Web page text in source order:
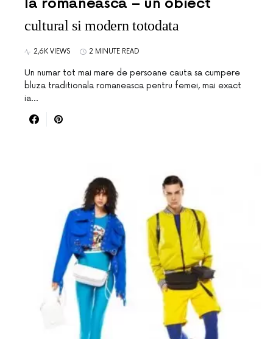
Ia romaneasca – un obiect
cultural si modern totodata
2,6K VIEWS 2 MINUTE READ
Un numar tot mai mare de persoane cauta sa cumpere
bluza traditionala romaneasca pentru femei, mai exact
ia…